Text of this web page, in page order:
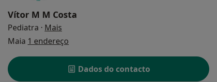
Vítor M M Costa
Pediatra · Mais
Maia 1 endereço
Dados do contacto